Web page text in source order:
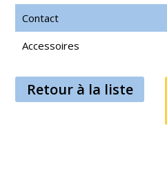
Contact
Accessoires
Retour à la liste